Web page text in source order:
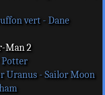
vert - Dane
Man 2
Uranus - Sailor Moon